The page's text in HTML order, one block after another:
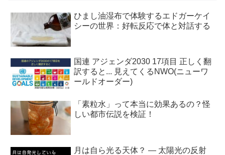
ひまし油湿布で体験するエドガーケイ
シーの世界：好転反応で体と対話する
国連 アジェンダ2030 17項目 正しく翻
訳すると... 見えてくるNWO(ニューワ
ールドオーダー)
「素粒水」って本当に効果あるの？怪
しい都市伝説を検証！
月は自ら光る天体？ ― 太陽光の反射